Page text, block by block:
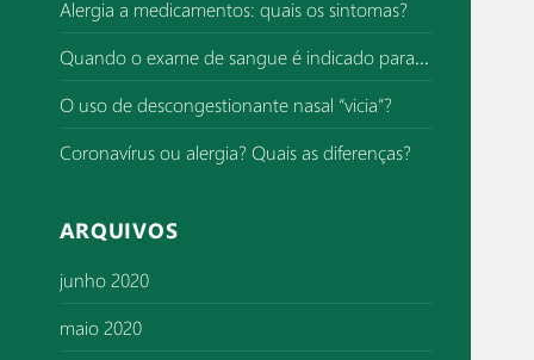
a
r
p
o
r
:
Alergia a medicamentos: quais os sintomas?
Quando o exame de sangue é indicado para investigar alergia?
O uso de descongestionante nasal “vicia”?
Coronavírus ou alergia? Quais as diferenças?
ARQUIVOS
junho 2020
maio 2020